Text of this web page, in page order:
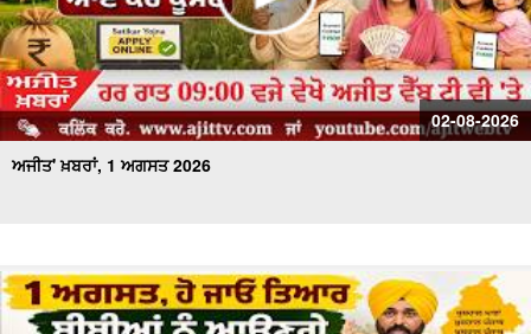
02-08-2026
ਅਜੀਤ' ਖ਼ਬਰਾਂ, 1 ਅਗਸਤ 2026